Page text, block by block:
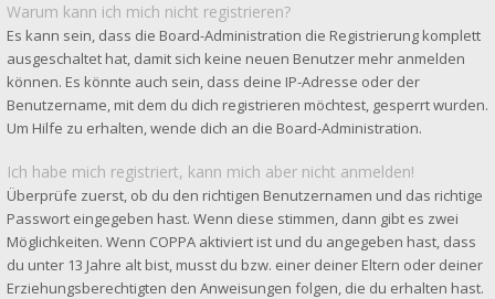
Warum kann ich mich nicht registrieren?
Es kann sein, dass die Board-Administration die Registrierung komplett
ausgeschaltet hat, damit sich keine neuen Benutzer mehr anmelden
können. Es könnte auch sein, dass deine IP-Adresse oder der
Benutzername, mit dem du dich registrieren möchtest, gesperrt wurden.
Um Hilfe zu erhalten, wende dich an die Board-Administration.
Ich habe mich registriert, kann mich aber nicht anmelden!
Überprüfe zuerst, ob du den richtigen Benutzernamen und das richtige
Passwort eingegeben hast. Wenn diese stimmen, dann gibt es zwei
Möglichkeiten. Wenn COPPA aktiviert ist und du angegeben hast, dass
du unter 13 Jahre alt bist, musst du bzw. einer deiner Eltern oder deiner
Erziehungsberechtigten den Anweisungen folgen, die du erhalten hast.